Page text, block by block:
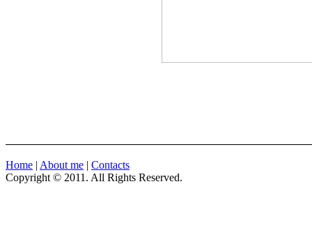
Home | About me | Contacts
Copyright © 2011. All Rights Reserved.